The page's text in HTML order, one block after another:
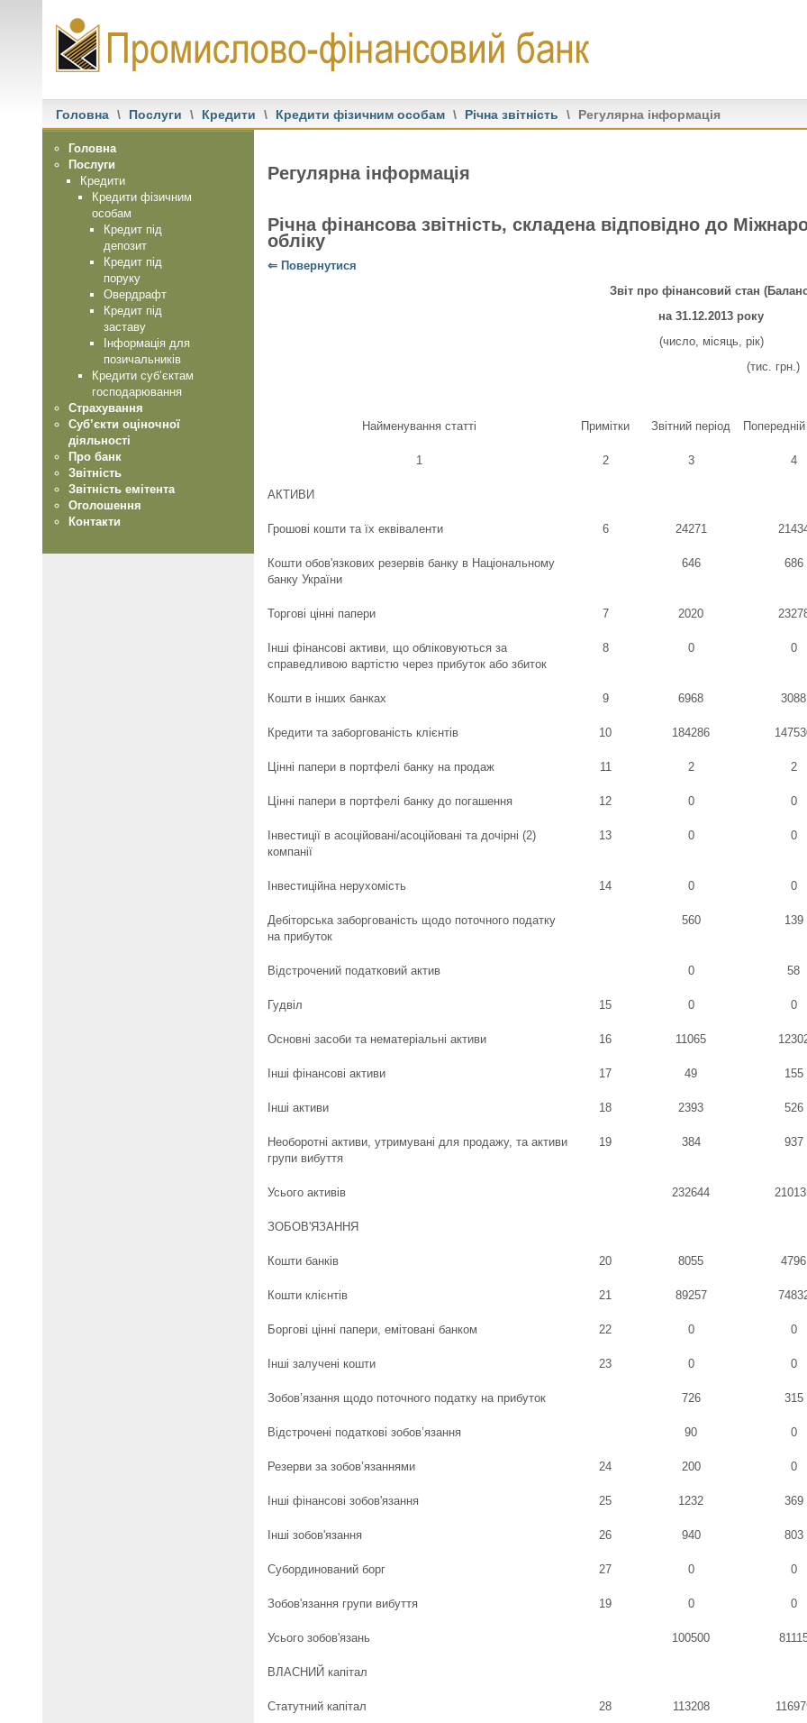
Головна \ Послуги \ Кредити \ Кредити фізичним особам \ Річна звітність \ Регулярна інформація
Регулярна інформація
Річна фінансова звітність, складена відповідно до
обліку
⇐ Повернутися
Звіт про фінансовий стан
на 31.12.2013 року
(число, місяць, рік)
(тис. грн.)
Найменування статті Примітки Звітний період
1 2 3 4
АКТИВИ
Грошові кошти та їх еквіваленти 6 24271
Кошти обов'язкових резервів банку в Національному
банку України
646 686
Торгові цінні папери 7 2020
Інші фінансові активи, що обліковуються за
справедливою вартістю через прибуток або збиток
8 0 0
Кошти в інших банках 9 6968 3088
Кредити та заборгованість клієнтів 10 184286
Цінні папери в портфелі банку на продаж 11 2 2
Цінні папери в портфелі банку до погашення 12 0 0
Інвестиції в асоційовані/асоційовані та дочірні (2)
компанії
13 0 0
Інвестиційна нерухомість 14 0 0
Дебіторська заборгованість щодо поточного податку
на прибуток
560 139
Відстрочений податковий актив 0 58
Гудвіл 15 0 0
Основні засоби та нематеріальні активи 16 11065
Інші фінансові активи 17 49 155
Інші активи 18 2393 526
Необоротні активи, утримувані для продажу, та активи
групи вибуття
19 384 937
Усього активів 232644
ЗОБОВ'ЯЗАННЯ
Кошти банків 20 8055 4796
Кошти клієнтів 21 89257
Боргові цінні папери, емітовані банком 22 0 0
Інші залучені кошти 23 0 0
Зобов’язання щодо поточного податку на прибуток 726 315
Відстрочені податкові зобов’язання 90 0
Резерви за зобов’язаннями 24 200 0
Інші фінансові зобов'язання 25 1232 369
Інші зобов'язання 26 940 803
Субординований борг 27 0 0
Зобов'язання групи вибуття 19 0 0
Усього зобов'язань 100500
ВЛАСНИЙ капітал
Статутний капітал 28 113208
Головна
Послуги
Кредити
Кредити фізичним
особам
Кредит під
депозит
Кредит під
поруку
Овердрафт
Кредит під
заставу
Інформація для
позичальників
Кредити суб’єктам
господарювання
Страхування
Суб’єкти оціночної
діяльності
Про банк
Звітність
Звітність емітента
Оголошення
Контакти